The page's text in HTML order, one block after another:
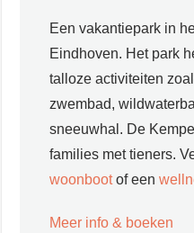
Een vakantiepark in
Eindhoven. Het park
talloze activiteiten
zwembad,
sneeuwhal. De
families met tieners.
woonbootof een
Meer info & boeken